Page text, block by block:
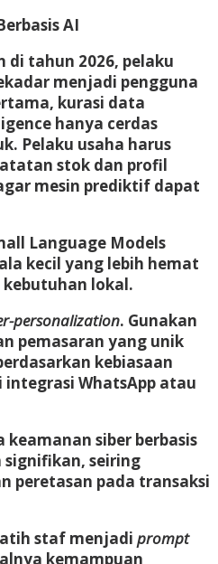
AI
di tahun 2026, pelaku
menjadi pengguna
kurasi data
hanya cerdas
Pelaku usaha harus
stok dan profil
mesin prediktif dapat
Language Models
kecil yang lebih hemat
kebutuhan lokal.
personalization. Gunakan
pemasaran yang unik
kebiasaan
WhatsApp atau
siber berbasis
seiring
peretasan pada transaksi
staf menjadi prompt
kemampuan